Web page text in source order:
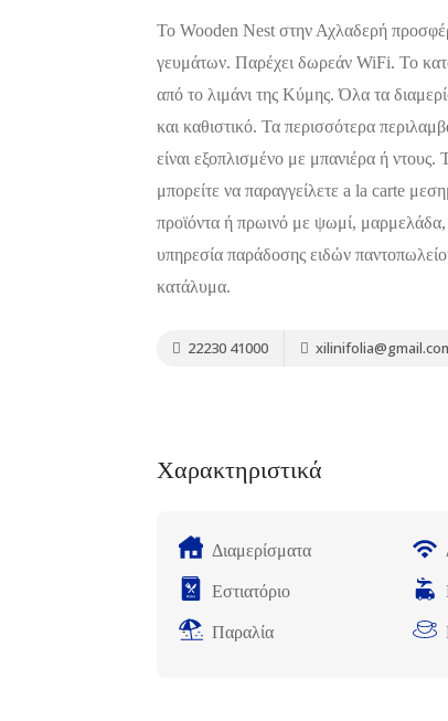
Το Wooden Nest στην Αχλαδερή
γευμάτων. Παρέχει δωρεάν WiFi. Το
από το λιμάνι της Κύμης. Όλα τα
και καθιστικό. Τα περισσότερα
είναι εξοπλισμένο με μπανιέρα ή
μπορείτε να παραγγείλετε a la carte
προϊόντα ή πρωινό με ψωμί, μαρμελάδα,
υπηρεσία παράδοσης ειδών
κατάλυμα.
22230 41000
Χαρακτηριστικά
Διαμερίσματα
Εστιατόριο
Παραλία